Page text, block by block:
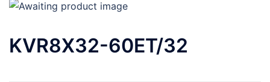
KVR8X32-60ET/32